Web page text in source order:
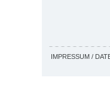
IMPRESSUM /